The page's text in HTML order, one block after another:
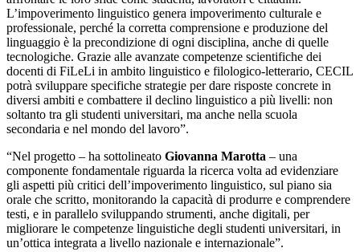
L’impoverimento linguistico genera impoverimento culturale e
professionale, perché la corretta comprensione e produzione del
linguaggio è la precondizione di ogni disciplina, anche di quelle
tecnologiche. Grazie alle avanzate competenze scientifiche dei
docenti di FiLeLi in ambito linguistico e filologico-letterario, CECIL
potrà sviluppare specifiche strategie per dare risposte concrete in
diversi ambiti e combattere il declino linguistico a più livelli: non
soltanto tra gli studenti universitari, ma anche nella scuola
secondaria e nel mondo del lavoro”.
“Nel progetto – ha sottolineato Giovanna Marotta – una
componente fondamentale riguarda la ricerca volta ad evidenziare
gli aspetti più critici dell’impoverimento linguistico, sul piano sia
orale che scritto, monitorando la capacità di produrre e comprendere
testi, e in parallelo sviluppando strumenti, anche digitali, per
migliorare le competenze linguistiche degli studenti universitari, in
un’ottica integrata a livello nazionale e internazionale”.